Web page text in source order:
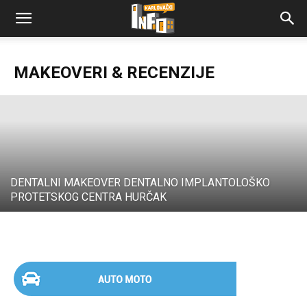
MAKEOVERI & RECENZIJE
Karlovački Info - 10/09/2018
DENTALNI MAKEOVER DENTALNO IMPLANTOLOŠKO
PROTETSKOG CENTRA HURČAK